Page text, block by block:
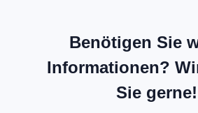
Benötigen Sie
Informationen?
Sie gerne!